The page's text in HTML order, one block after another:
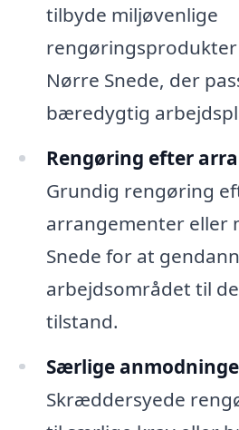
tilbyde miljøvenlige
Nørre Snede, der
bæredygtig
Rengøring efter
Grundig rengøring
arrangementer eller
Snede for at
arbejdsområdet til
tilstand.
Særlige
Skræddersyede